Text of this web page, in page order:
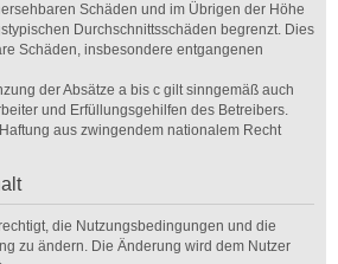
Schäden und im Übrigen der Höhe
Durchschnittsschäden begrenzt. Dies
Schäden, insbesondere entgangenen
der Absätze a bis c gilt sinngemäß auch
und Erfüllungsgehilfen des Betreibers.
aus zwingendem nationalem Recht
die Nutzungsbedingungen und die
zu ändern. Die Änderung wird dem Nutzer